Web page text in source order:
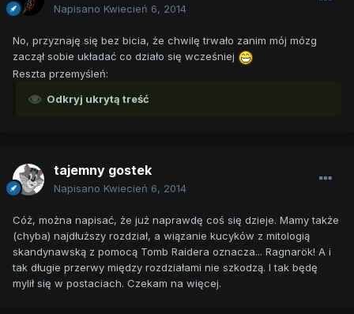
Napisano Kwiecień 6, 2014
No, przyznaję się bez bicia, że chwilę trwało zanim mój mózg
zaczął sobie układać co działo się wcześniej
Reszta przemyśleń:
Odkryj ukrytą treść
tajemny gostek
Napisano Kwiecień 6, 2014
Cóż, można napisać, że już naprawdę coś się dzieje. Mamy także
(chyba) najdłuższy rozdział, a wiązanie kucyków z mitologią
skandynawską z pomocą Tomb Raidera oznacza... Ragnarök! A i
tak długie przerwy między rozdziałami nie szkodzą. I tak będę
mylił się w postaciach. Czekam na więcej.